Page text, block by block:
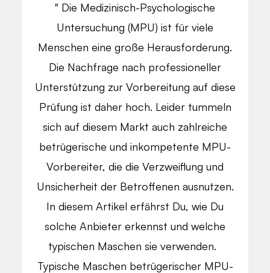
" Die Medizinisch-Psychologische
Untersuchung (MPU) ist für viele
Menschen eine große Herausforderung.
Die Nachfrage nach professioneller
Unterstützung zur Vorbereitung auf diese
Prüfung ist daher hoch. Leider tummeln
sich auf diesem Markt auch zahlreiche
betrügerische und inkompetente MPU-
Vorbereiter, die die Verzweiflung und
Unsicherheit der Betroffenen ausnutzen.
In diesem Artikel erfährst Du, wie Du
solche Anbieter erkennst und welche
typischen Maschen sie verwenden.
Typische Maschen betrügerischer MPU-